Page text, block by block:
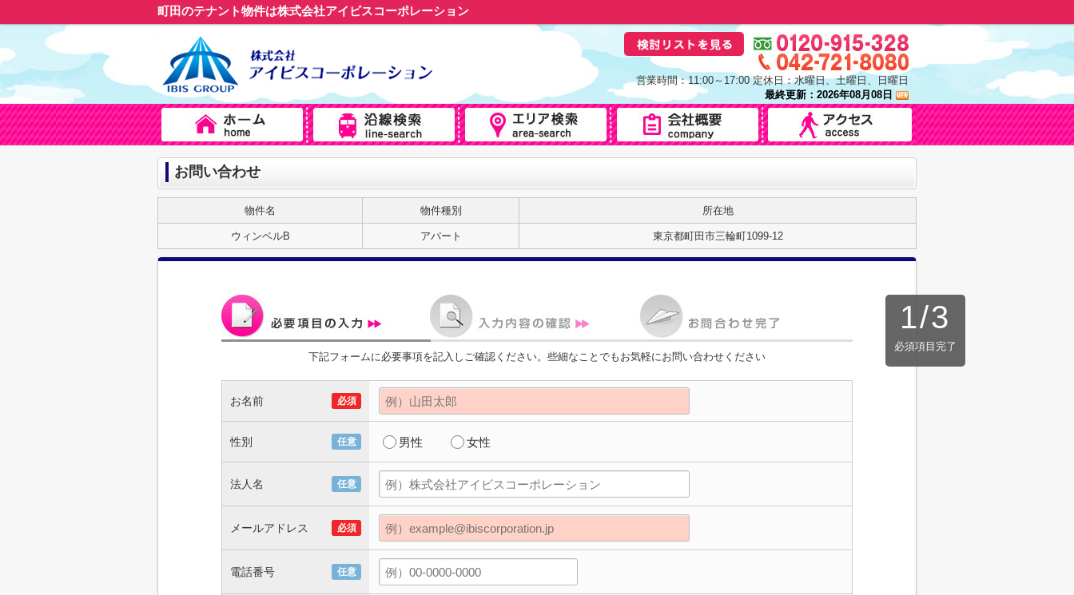
町田のテナント物件は株式会社アイビスコーポレーション
営業時間：11:00～17:00 定休日：水曜日、土曜日、日曜日
最終更新：2026年08月08日
お問い合わせ
物件名 物件種別 所在地
ウィンベルB アパート 東京都町田市三輪町1099-12
1/3
必須項目完了
下記フォームに必要事項を記入しご確認ください。些細なことでもお気軽にお問い合わせください
お名前 必須
性別 任意 男性 女性
法人名 任意
メールアドレス 必須
電話番号 任意